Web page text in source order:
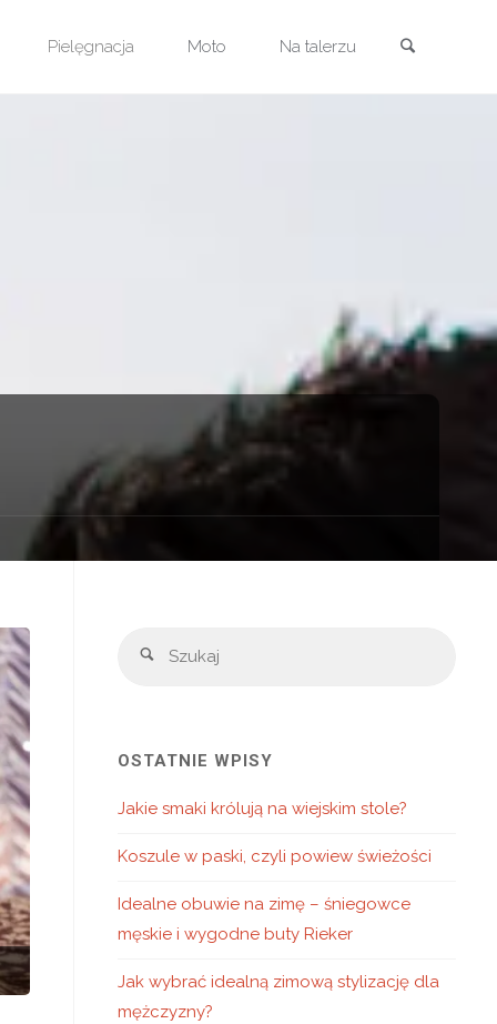
Pielęgnacja Moto Na talerzu
Szukaj
OSTATNIE WPISY
Jakie smaki królują na wiejskim stole?
Koszule w paski, czyli powiew świeżości
Idealne obuwie na zimę – śniegowce
męskie i wygodne buty Rieker
Jak wybrać idealną zimową stylizację dla
mężczyzny?